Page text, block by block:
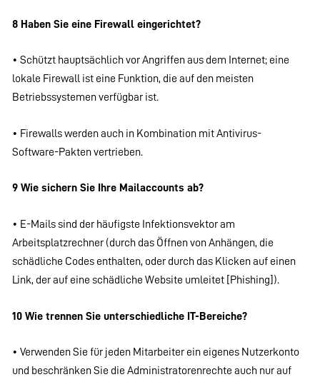
8 Haben Sie eine Firewall eingerichtet?
• Schützt hauptsächlich vor Angriffen aus dem Internet; eine
lokale Firewall ist eine Funktion, die auf den meisten
Betriebssystemen verfügbar ist.
• Firewalls werden auch in Kombination mit Antivirus-
Software-Pakten vertrieben.
9 Wie sichern Sie Ihre Mailaccounts ab?
• E-Mails sind der häufigste Infektionsvektor am
Arbeitsplatzrechner (durch das Öffnen von Anhängen, die
schädliche Codes enthalten, oder durch das Klicken auf einen
Link, der auf eine schädliche Website umleitet [Phishing]).
10 Wie trennen Sie unterschiedliche IT-Bereiche?
• Verwenden Sie für jeden Mitarbeiter ein eigenes Nutzerkonto
und beschränken Sie die Administratorenrechte auch nur auf